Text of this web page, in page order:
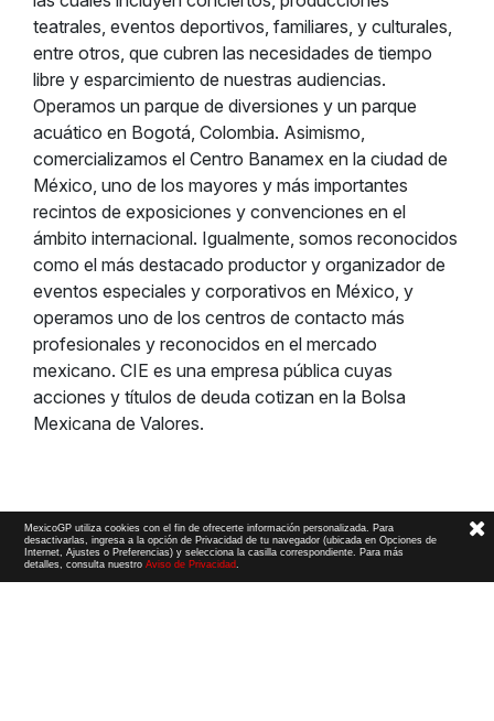
teatrales, eventos deportivos, familiares, y culturales,
entre otros, que cubren las necesidades de tiempo
libre y esparcimiento de nuestras audiencias.
Operamos un parque de diversiones y un parque
acuático en Bogotá, Colombia. Asimismo,
comercializamos el Centro Banamex en la ciudad de
México, uno de los mayores y más importantes
recintos de exposiciones y convenciones en el
ámbito internacional. Igualmente, somos reconocidos
como el más destacado productor y organizador de
eventos especiales y corporativos en México, y
operamos uno de los centros de contacto más
profesionales y reconocidos en el mercado
mexicano. CIE es una empresa pública cuyas
acciones y títulos de deuda cotizan en la Bolsa
Mexicana de Valores.
MexicoGP utiliza cookies con el fin de ofrecerte información personalizada. Para
desactivarlas, ingresa a la opción de Privacidad de tu navegador (ubicada en Opciones de
Internet, Ajustes o Preferencias) y selecciona la casilla correspondiente. Para más
detalles, consulta nuestroAviso de Privacidad.